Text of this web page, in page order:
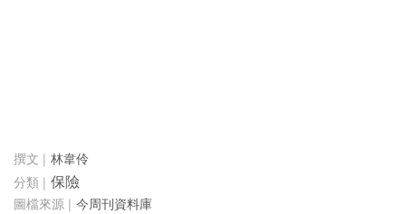
林韋伶
保險
今周刊資料庫